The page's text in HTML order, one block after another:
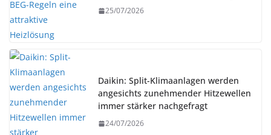
25/07/2026
Daikin: Split-Klimaanlagen werden
angesichts zunehmender Hitzewellen
immer stärker nachgefragt
24/07/2026